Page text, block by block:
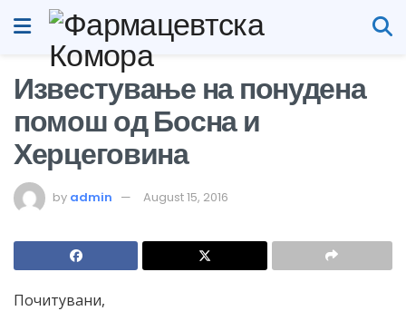
Известување на понудена
помош од Босна и
Херцеговина
by admin August 15, 2016
Почитувани,